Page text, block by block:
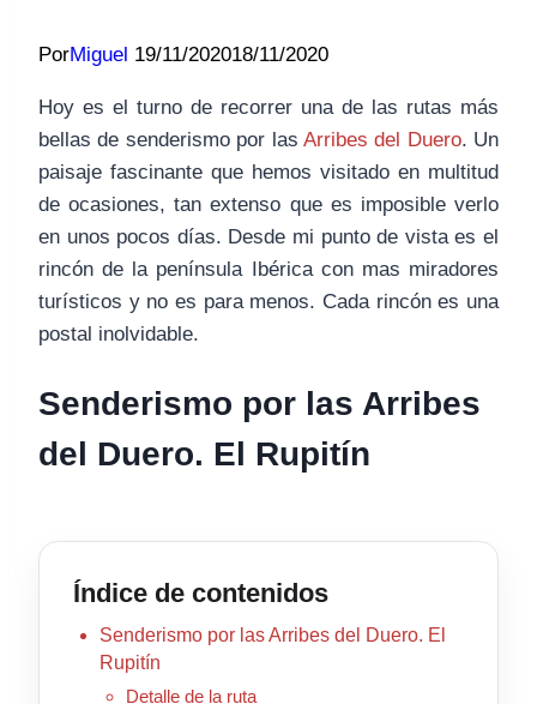
PorMiguel 19/11/202018/11/2020
Hoy es el turno de recorrer una de las rutas más
bellas de senderismo por las Arribes del Duero. Un
paisaje fascinante que hemos visitado en multitud
de ocasiones, tan extenso que es imposible verlo
en unos pocos días. Desde mi punto de vista es el
rincón de la península Ibérica con mas miradores
turísticos y no es para menos. Cada rincón es una
postal inolvidable.
Senderismo por las Arribes
del Duero. El Rupitín
Índice de contenidos
Senderismo por las Arribes del Duero. El
Rupitín
Detalle de la ruta